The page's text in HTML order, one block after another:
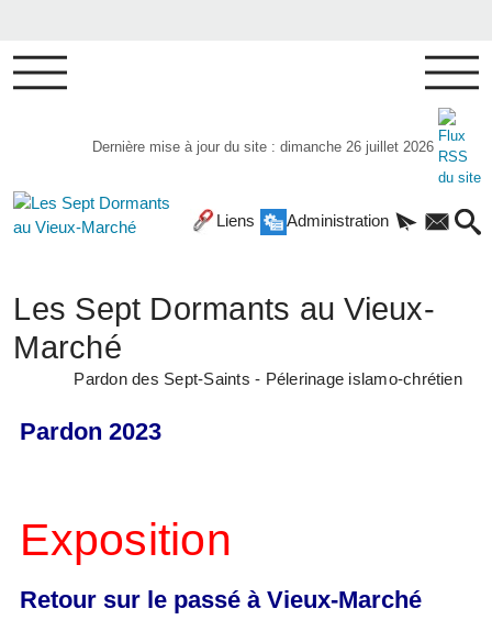
Dernière mise à jour du site : dimanche 26 juillet 2026
Liens Administration
Les Sept Dormants au Vieux-
Marché
Pardon des Sept-Saints - Pélerinage islamo-chrétien
Pardon 2023
Exposition
Retour sur le passé à Vieux-Marché